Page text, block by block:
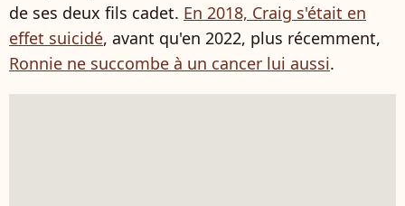
de ses deux fils cadet. En 2018, Craig s'était en
effet suicidé, avant qu'en 2022, plus récemment,
Ronnie ne succombe à un cancer lui aussi.